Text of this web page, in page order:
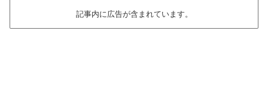
記事内に広告が含まれています。